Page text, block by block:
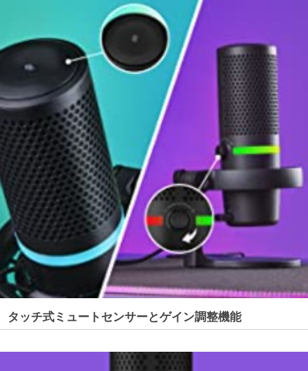
タッチ式ミュートセンサーとゲイン調整機能